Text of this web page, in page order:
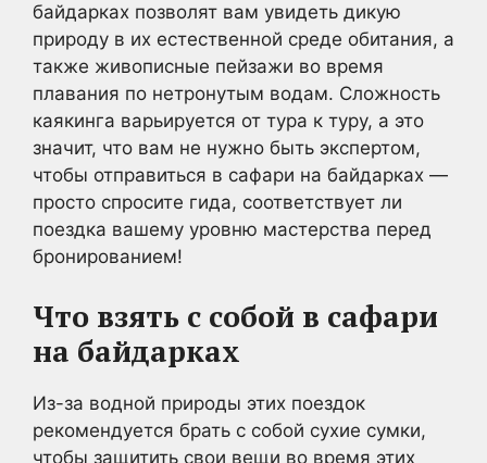
байдарках позволят вам увидеть дикую
природу в их естественной среде обитания, а
также живописные пейзажи во время
плавания по нетронутым водам. Сложность
каякинга варьируется от тура к туру, а это
значит, что вам не нужно быть экспертом,
чтобы отправиться в сафари на байдарках —
просто спросите гида, соответствует ли
поездка вашему уровню мастерства перед
бронированием!
Что взять с собой в сафари
на байдарках
Из-за водной природы этих поездок
рекомендуется брать с собой сухие сумки,
чтобы защитить свои вещи во время этих